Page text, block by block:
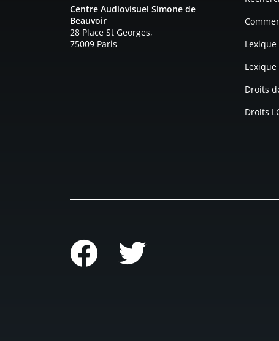
Centre Audiovisuel Simone de
Beauvoir
28 Place St Georges,
75009 Paris
Lexique
Lexique
Droits
Droits